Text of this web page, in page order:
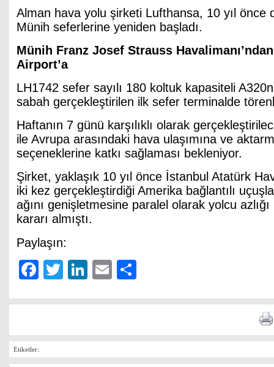
Alman hava yolu şirketi Lufthansa, 10 yıl önce
Münih seferlerine yeniden başladı.
Münih Franz Josef Strauss
Airport’a
LH1742 sefer sayılı 180 koltuk kapasiteli
sabah gerçekleştirilen ilk sefer terminalde
Haftanın 7 günü karşılıklı olarak
ile Avrupa arasındaki hava ulaşımına ve
seçeneklerine katkı sağlaması bekleniyor.
Şirket, yaklaşık 10 yıl önce İstanbul Atatürk
iki kez gerçekleştirdiği Amerika bağlantılı
ağını genişletmesine paralel olarak yolcu
kararı almıştı.
Paylaşın:
Facebook
TwitterLinkedIn
Email
Etiketler: